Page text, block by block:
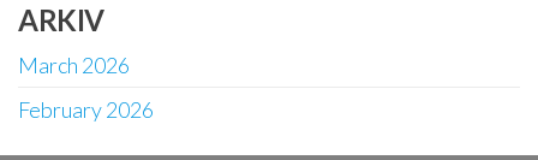
ARKIV
March 2026
February 2026